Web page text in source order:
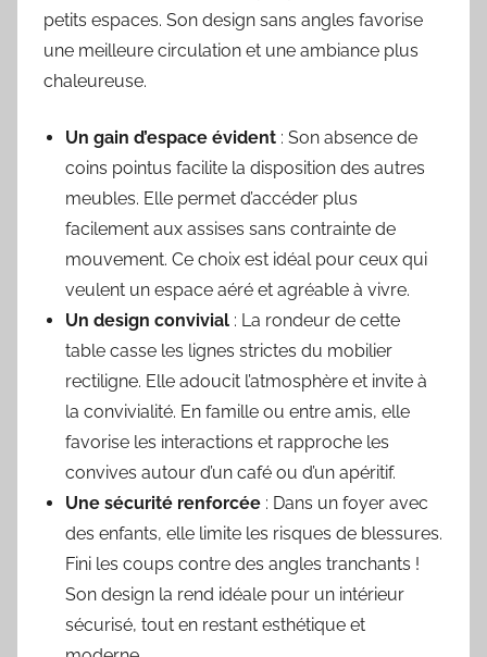
petits espaces. Son design sans angles favorise
une meilleure circulation et une ambiance plus
chaleureuse.
Un gain d’espace évident : Son absence de
coins pointus facilite la disposition des autres
meubles. Elle permet d’accéder plus
facilement aux assises sans contrainte de
mouvement. Ce choix est idéal pour ceux qui
veulent un espace aéré et agréable à vivre.
Un design convivial : La rondeur de cette
table casse les lignes strictes du mobilier
rectiligne. Elle adoucit l’atmosphère et invite à
la convivialité. En famille ou entre amis, elle
favorise les interactions et rapproche les
convives autour d’un café ou d’un apéritif.
Une sécurité renforcée : Dans un foyer avec
des enfants, elle limite les risques de blessures.
Fini les coups contre des angles tranchants !
Son design la rend idéale pour un intérieur
sécurisé, tout en restant esthétique et